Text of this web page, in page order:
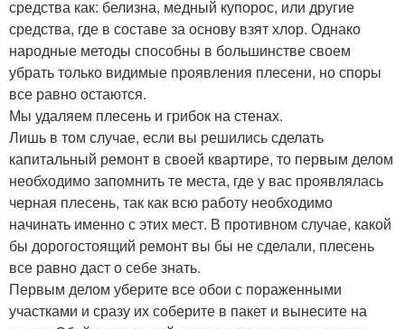
средства как: белизна, медный купорос, или другие
средства, где в составе за основу взят хлор. Однако
народные методы способны в большинстве своем
убрать только видимые проявления плесени, но споры
все равно остаются.
Мы удаляем плесень и грибок на стенах.
Лишь в том случае, если вы решились сделать
капитальный ремонт в своей квартире, то первым делом
необходимо запомнить те места, где у вас проявлялась
черная плесень, так как всю работу необходимо
начинать именно с этих мест. В противном случае, какой
бы дорогостоящий ремонт вы бы не сделали, плесень
все равно даст о себе знать.
Первым делом уберите все обои с пораженными
участками и сразу их соберите в пакет и вынесите на